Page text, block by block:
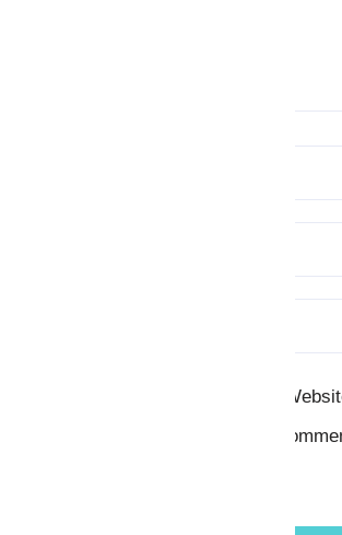
Name, E-Mail-Adresse und
Browser für meinen nächsten